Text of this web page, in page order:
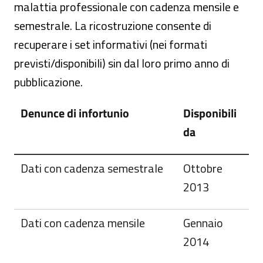
malattia professionale con cadenza mensile e
semestrale. La ricostruzione consente di
recuperare i set informativi (nei formati
previsti/disponibili) sin dal loro primo anno di
pubblicazione.
Denunce di infortunio
Disponibili
da
Dati con cadenza semestrale
Ottobre
2013
Dati con cadenza mensile
Gennaio
2014